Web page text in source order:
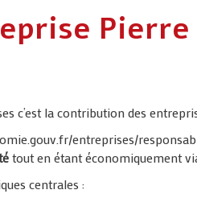
Pierre
c’est la contribution des
entreprises/
tout en étant économiquement
centrales :